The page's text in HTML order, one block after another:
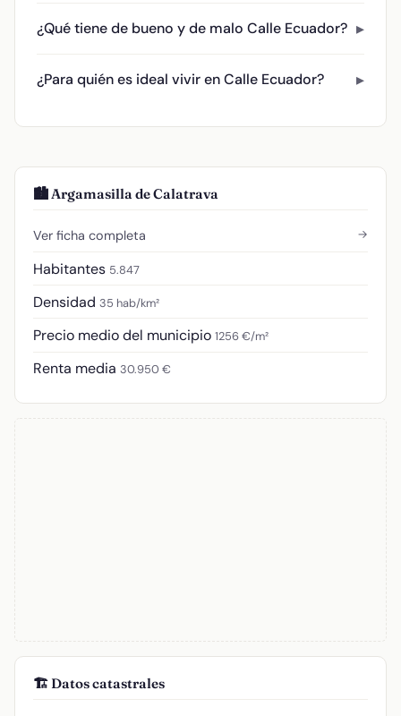
¿Qué tiene de bueno y de malo Calle Ecuador?
¿Para quién es ideal vivir en Calle Ecuador?
🏙️ Argamasilla de Calatrava
Ver ficha completa →
Habitantes 5.847
Densidad 35 hab/km²
Precio medio del municipio 1256 €/m²
Renta media 30.950 €
🏗️ Datos catastrales